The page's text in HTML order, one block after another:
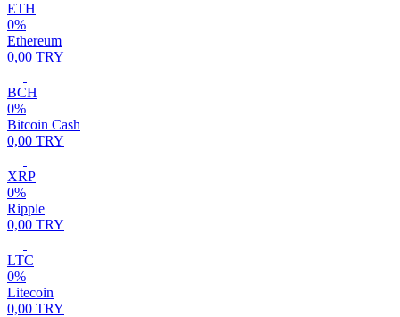
ETH
0%
Ethereum
0,00 TRY
BCH
0%
Bitcoin Cash
0,00 TRY
XRP
0%
Ripple
0,00 TRY
LTC
0%
Litecoin
0,00 TRY